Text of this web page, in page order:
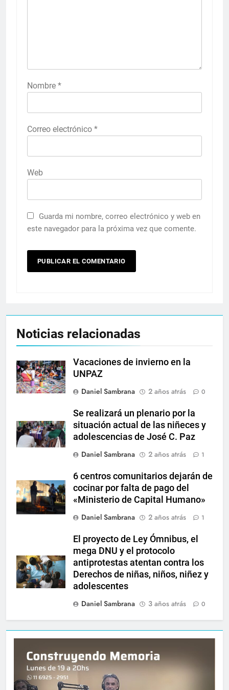
Nombre *
Correo electrónico *
Web
Guarda mi nombre, correo electrónico y web en
este navegador para la próxima vez que comente.
Noticias relacionadas
Vacaciones de invierno en la
UNPAZ
Daniel Sambrana
2 años atrás 0
Se realizará un plenario por la
situación actual de las niñeces y
adolescencias de José C. Paz
Daniel Sambrana
2 años atrás 1
6 centros comunitarios dejarán de
cocinar por falta de pago del
«Ministerio de Capital Humano»
Daniel Sambrana
2 años atrás 1
El proyecto de Ley Ómnibus, el
mega DNU y el protocolo
antiprotestas atentan contra los
Derechos de niñas, niños, niñez y
adolescentes
Daniel Sambrana
3 años atrás 0